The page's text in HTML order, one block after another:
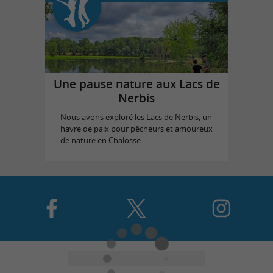
Une pause nature aux Lacs de
Nerbis
Nous avons exploré les Lacs de Nerbis, un
havre de paix pour pêcheurs et amoureux
de nature en Chalosse. ...